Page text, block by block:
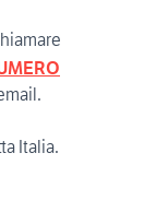
Italia.